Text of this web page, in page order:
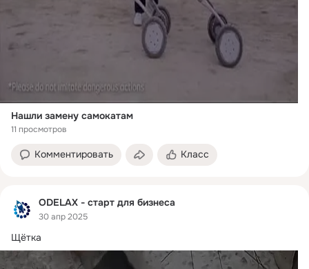
Нашли замену самокатам
11 просмотров
Комментировать Класс
ODELAX - старт для бизнеса
30 апр 2025
Щётка